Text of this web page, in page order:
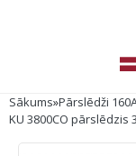
Sākums»Pārslēdži
KU 3800CO pārslēdzis